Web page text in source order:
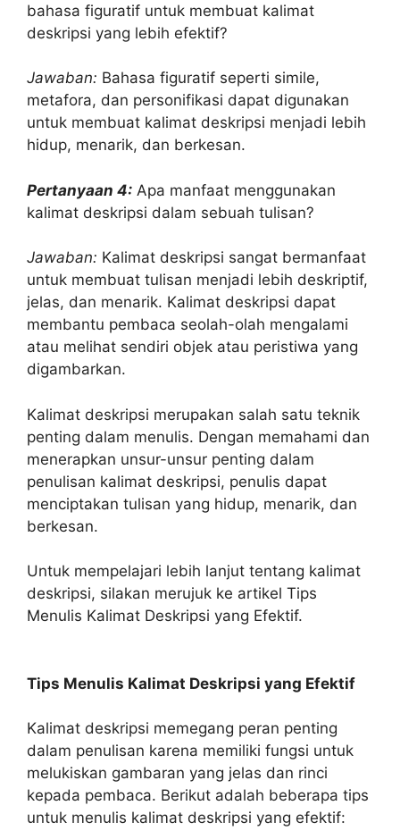
bahasa figuratif untuk membuat kalimat
deskripsi yang lebih efektif?
Jawaban: Bahasa figuratif seperti simile,
metafora, dan personifikasi dapat digunakan
untuk membuat kalimat deskripsi menjadi lebih
hidup, menarik, dan berkesan.
Pertanyaan 4: Apa manfaat menggunakan
kalimat deskripsi dalam sebuah tulisan?
Jawaban: Kalimat deskripsi sangat bermanfaat
untuk membuat tulisan menjadi lebih deskriptif,
jelas, dan menarik. Kalimat deskripsi dapat
membantu pembaca seolah-olah mengalami
atau melihat sendiri objek atau peristiwa yang
digambarkan.
Kalimat deskripsi merupakan salah satu teknik
penting dalam menulis. Dengan memahami dan
menerapkan unsur-unsur penting dalam
penulisan kalimat deskripsi, penulis dapat
menciptakan tulisan yang hidup, menarik, dan
berkesan.
Untuk mempelajari lebih lanjut tentang kalimat
deskripsi, silakan merujuk ke artikel Tips
Menulis Kalimat Deskripsi yang Efektif.
Tips Menulis Kalimat Deskripsi yang Efektif
Kalimat deskripsi memegang peran penting
dalam penulisan karena memiliki fungsi untuk
melukiskan gambaran yang jelas dan rinci
kepada pembaca. Berikut adalah beberapa tips
untuk menulis kalimat deskripsi yang efektif: